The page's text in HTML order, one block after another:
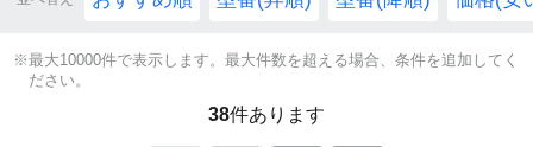
※最大10000件で表示します。最大件数を超える場合、条件を追加してく
ださい。
38件あります